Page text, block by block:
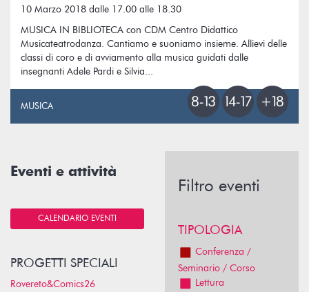
10 Marzo 2018 dalle 17.00 alle 18.30
MUSICA IN BIBLIOTECA con CDM Centro Didattico
Musicateatrodanza. Cantiamo e suoniamo insieme. Allievi delle
classi di coro e di avviamento alla musica guidati dalle
insegnanti Adele Pardi e Silvia...
MUSICA
Eventi e attività
CALENDARIO EVENTI
PROGETTI SPECIALI
Rovereto&Comics26
Filtro eventi
TIPOLOGIA
Conferenza /
Seminario / Corso
Lettura